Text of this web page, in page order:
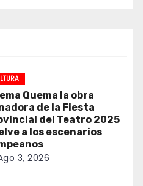
Quema la obra
de la Fiesta
del Teatro 2025
a los escenarios
3, 2026